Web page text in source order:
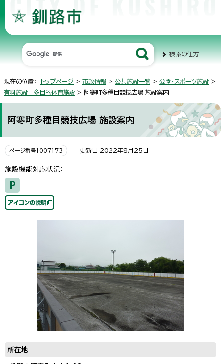
検索の仕方
現在の位置： トップページ > 市政情報 > 公共施設一覧 > 公園・スポーツ施設 >
有料施設 多目的体育施設 > 阿寒町多種目競技広場 施設案内
阿寒町多種目競技広場 施設案内
ページ番号1007173 更新日 2022年8月25日
施設機能対応状況：
所在地